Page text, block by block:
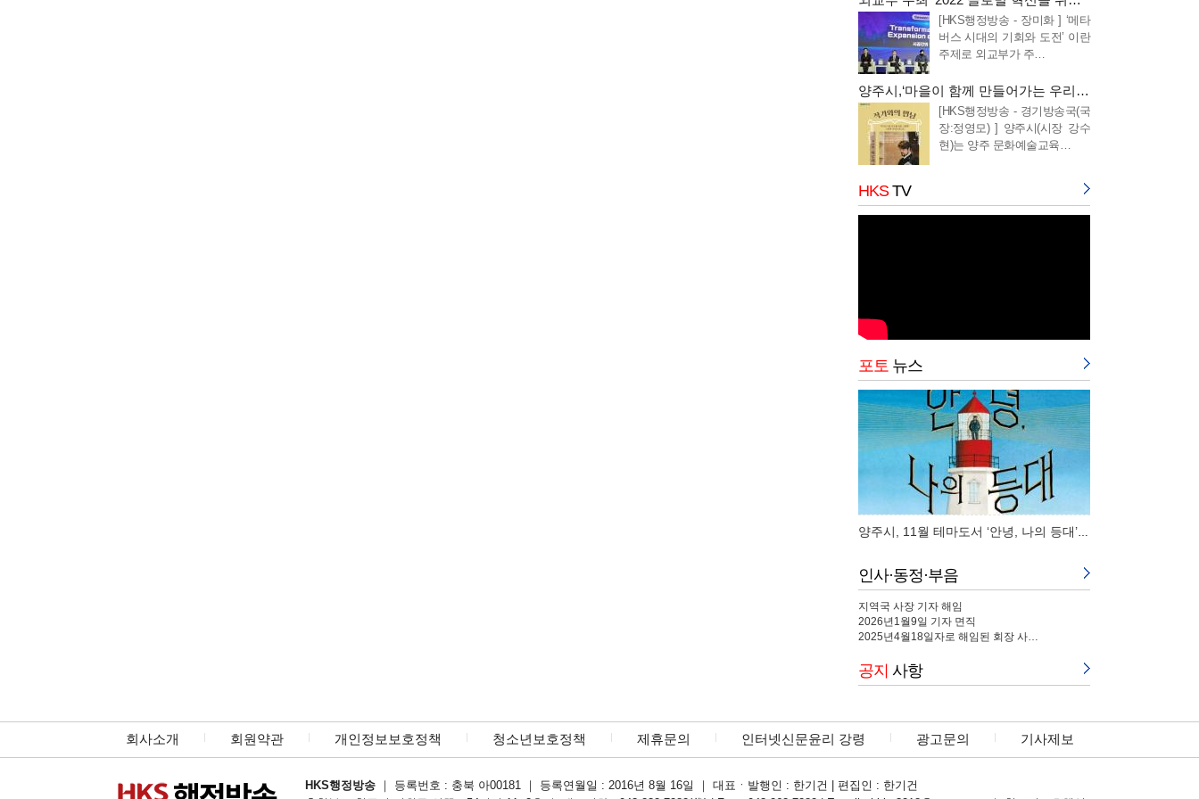
[HKS행정방송 - 장미화 ] ‘메타
버스 시대의 기회와 도전’ 이란
주제로 외교부가 주…
양주시,‘마을이 함께 만들어가는 우리동네 골목길
[HKS행정방송 - 경기방송국(국
장:정영모) ] 양주시(시장 강수
현)는 양주 문화예술교육…
HKSTV
포토 뉴스
양주시, 11월 테마도서 ‘안녕, 나의 등대’,‘…
인사·동정·부음
지역국 사장 기자 해임
2026년1월9일 기자 면직
2025년4월18일자로 해임된 회장 사…
공지 사항
회사소개 회원약관 개인정보보호정책 청소년보호정책 제휴문의 인터넷신문윤리 강령 광고문의 기사제보
HKS행정방송 ｜ 등록번호 : 충북 아00181 ｜ 등록연월일 : 2016년 8월 16일 ｜ 대표ㆍ발행인 : 한기건 | 편집인 : 한기건